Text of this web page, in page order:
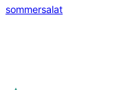
sommersalat